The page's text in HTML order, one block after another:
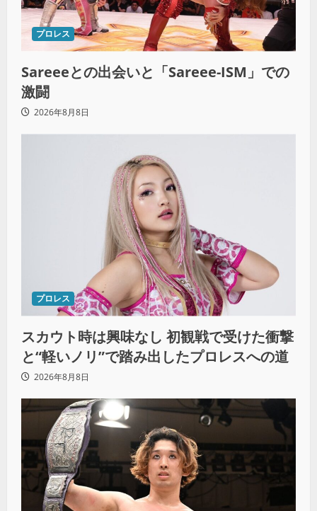
プロレス
Sareeeとの出会いと「Sareee-ISM」での
激闘
2026年8月8日
プロレス
スカウト時は興味なし 初観戦で受けた衝撃
と“軽いノリ”で踏み出したプロレスへの道
2026年8月8日